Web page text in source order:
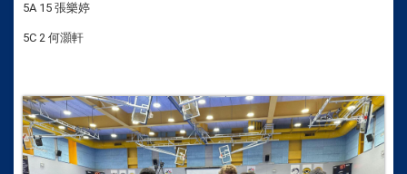
5A 15 張樂婷
5C 2 何灝軒